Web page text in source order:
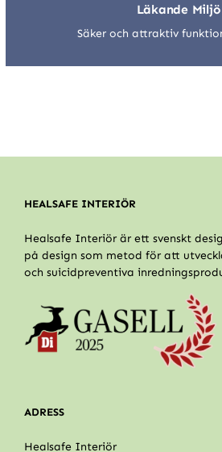
Läkande Miljö
Säker och attraktiv
HEALSAFE INTERIÖR
Healsafe Interiör är ett svenskt
på design som metod för att
och suicidpreventiva
ADRESS
Healsafe Interiör